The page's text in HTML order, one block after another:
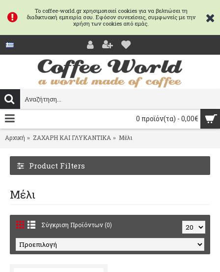
Το coffee-world.gr χρησιμοποιεί cookies για να βελτιώσει τη
διαδικτυακή εμπειρία σου. Εφόσον συνεχίσεις, συμφωνείς με την
χρήση των cookies από εμάς.
0 προϊόν(τα) - 0,00€
Αρχική ΖΑΧΑΡΗ ΚΑΙ ΓΛΥΚΑΝΤΙΚΑ Μέλι
Product Filters
Μέλι
Σύγκριση Προϊόντων (0)